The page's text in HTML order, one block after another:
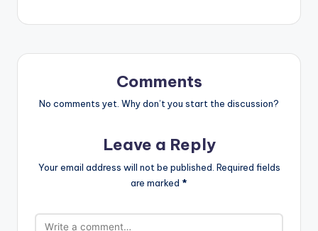
Comments
No comments yet. Why don’t you start the discussion?
Leave a Reply
Your email address will not be published. Required fields
are marked *